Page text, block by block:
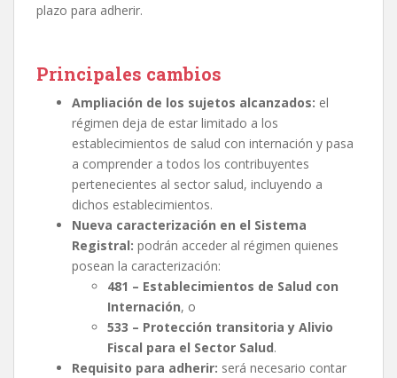
plazo para adherir.
Principales cambios
Ampliación de los sujetos alcanzados: el
régimen deja de estar limitado a los
establecimientos de salud con internación y pasa
a comprender a todos los contribuyentes
pertenecientes al sector salud, incluyendo a
dichos establecimientos.
Nueva caracterización en el Sistema
Registral: podrán acceder al régimen quienes
posean la caracterización:
481 – Establecimientos de Salud con
Internación, o
533 – Protección transitoria y Alivio
Fiscal para el Sector Salud.
Requisito para adherir: será necesario contar